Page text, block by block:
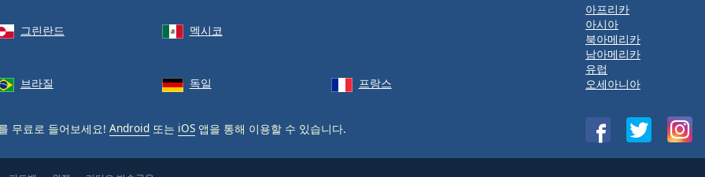
그린란드 멕시코
브라질 독일 프랑스
무료로 들어보세요! Android 또는 iOS 앱을 통해 이용할 수 있습니다.
아프리카
아시아
북아메리카
남아메리카
유럽
오세아니아